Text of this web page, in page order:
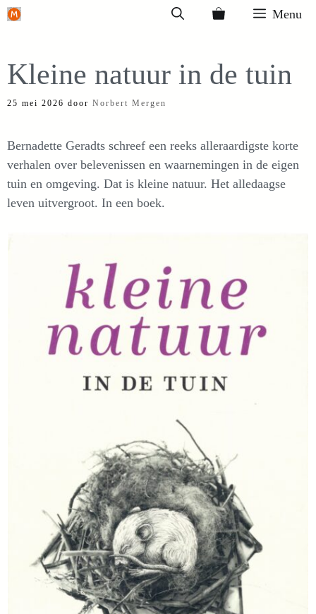
Ga
inhoud
Menu
Kleine natuur in de tuin
25 mei 2026 door Norbert Mergen
Bernadette Geradts schreef een reeks alleraardigste korte
verhalen over belevenissen en waarnemingen in de eigen
tuin en omgeving. Dat is kleine natuur. Het alledaagse
leven uitvergroot. In een boek.